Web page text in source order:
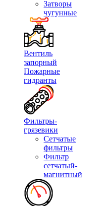
Затворы
чугунные
Вентиль
запорный
Пожарные
гидранты
Фильтры-
грязевики
Сетчатые
фильтры
Фильтр
сетчатый-
магнитный